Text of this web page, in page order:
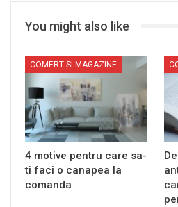
You might also like
COMERT SI MAGAZINE
4 motive pentru care sa-
ti faci o canapea la
comanda